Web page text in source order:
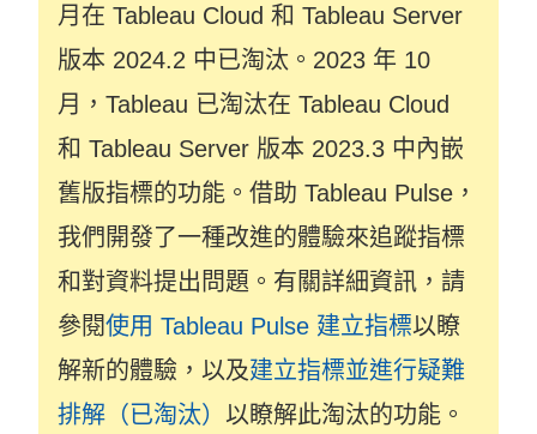
月在 Tableau Cloud 和 Tableau Server
版本 2024.2 中已淘汰。2023 年 10
月，Tableau 已淘汰在 Tableau Cloud
和 Tableau Server 版本 2023.3 中內嵌
舊版指標的功能。借助 Tableau Pulse，
我們開發了一種改進的體驗來追蹤指標
和對資料提出問題。有關詳細資訊，請
參閱使用 Tableau Pulse 建立指標以瞭
解新的體驗，以及建立指標並進行疑難
排解（已淘汰） 以瞭解此淘汰的功能。